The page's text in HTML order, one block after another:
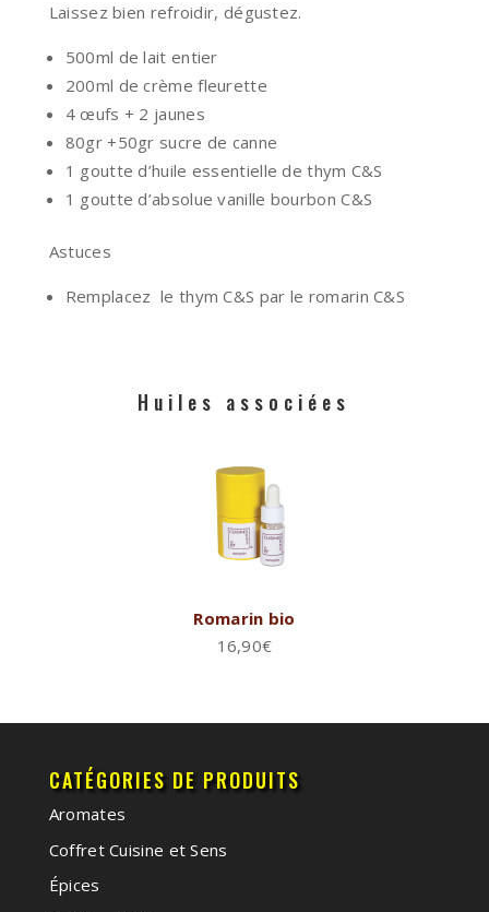
Laissez bien refroidir, dégustez.
500ml de lait entier
200ml de crème fleurette
4 œufs + 2 jaunes
80gr +50gr sucre de canne
1 goutte d’huile essentielle de thym C&S
1 goutte d’absolue vanille bourbon C&S
Astuces
Remplacez le thym C&S par le romarin C&S
Huiles associées
Romarin bio
16,90€
CATÉGORIES DE PRODUITS
Aromates
Coffret Cuisine et Sens
Épices